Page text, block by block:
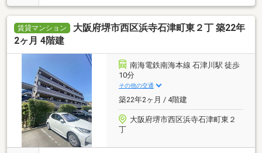
賃貸マンション
大阪府堺市西区浜寺石津町東２丁 築22年
2ヶ月 4階建
南海電鉄南海本線 石津川駅 徒歩
10分
その他の交通
築22年2ヶ月 / 4階建
大阪府堺市西区浜寺石津町東２
丁